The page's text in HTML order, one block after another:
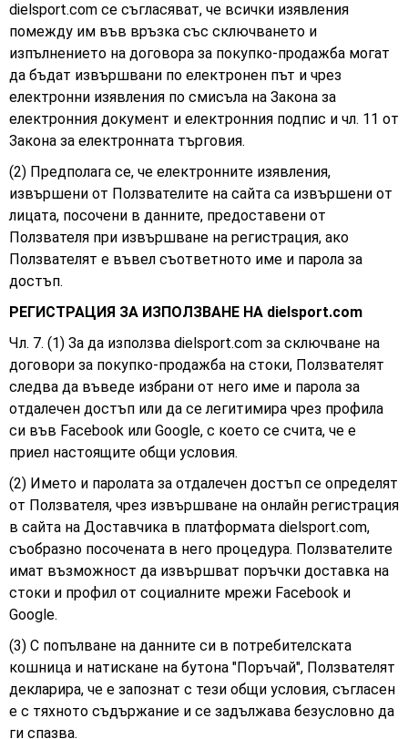
dielsport.com се съгласяват, че всички изявления
помежду им във връзка със сключването и
изпълнението на договора за покупко-продажба могат
да бъдат извършвани по електронен път и чрез
електронни изявления по смисъла на Закона за
електронния документ и електронния подпис и чл. 11 от
Закона за електронната търговия.
(2) Предполага се, че електронните изявления,
извършени от Ползвателите на сайта са извършени от
лицата, посочени в данните, предоставени от
Ползвателя при извършване на регистрация, ако
Ползвателят е въвел съответното име и парола за
достъп.
РЕГИСТРАЦИЯ ЗА ИЗПОЛЗВАНЕ НА dielsport.com
Чл. 7. (1) За да използва dielsport.com за сключване на
договори за покупко-продажба на стоки, Ползвателят
следва да въведе избрани от него име и парола за
отдалечен достъп или да се легитимира чрез профила
си във Facebook или Google, с което се счита, че е
приел настоящите общи условия.
(2) Името и паролата за отдалечен достъп се определят
от Ползвателя, чрез извършване на онлайн регистрация
в сайта на Доставчика в платформата dielsport.com,
съобразно посочената в него процедура. Ползвателите
имат възможност да извършват поръчки доставка на
стоки и профил от социалните мрежи Facebook и
Google.
(3) С попълване на данните си в потребителската
кошница и натискане на бутона "Поръчай", Ползвателят
декларира, че е запознат с тези общи условия, съгласен
е с тяхното съдържание и се задължава безусловно да
ги спазва.